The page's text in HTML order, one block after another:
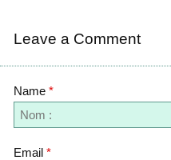
Leave a Comment
Name *
Email *